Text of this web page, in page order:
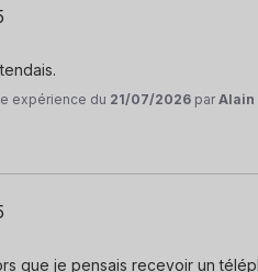
expérience du 21/07/2026 parAlain
que je pensais recevoir un